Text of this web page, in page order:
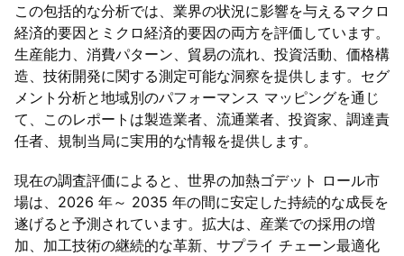
この包括的な分析では、業界の状況に影響を与えるマクロ
経済的要因とミクロ経済的要因の両方を評価しています。
生産能力、消費パターン、貿易の流れ、投資活動、価格構
造、技術開発に関する測定可能な洞察を提供します。セグ
メント分析と地域別のパフォーマンス マッピングを通じ
て、このレポートは製造業者、流通業者、投資家、調達責
任者、規制当局に実用的な情報を提供します。
現在の調査評価によると、世界の加熱ゴデット ロール市
場は、2026 年～ 2035 年の間に安定した持続的な成長を
遂げると予測されています。拡大は、産業での採用の増
加、加工技術の継続的な革新、サプライ チェーン最適化